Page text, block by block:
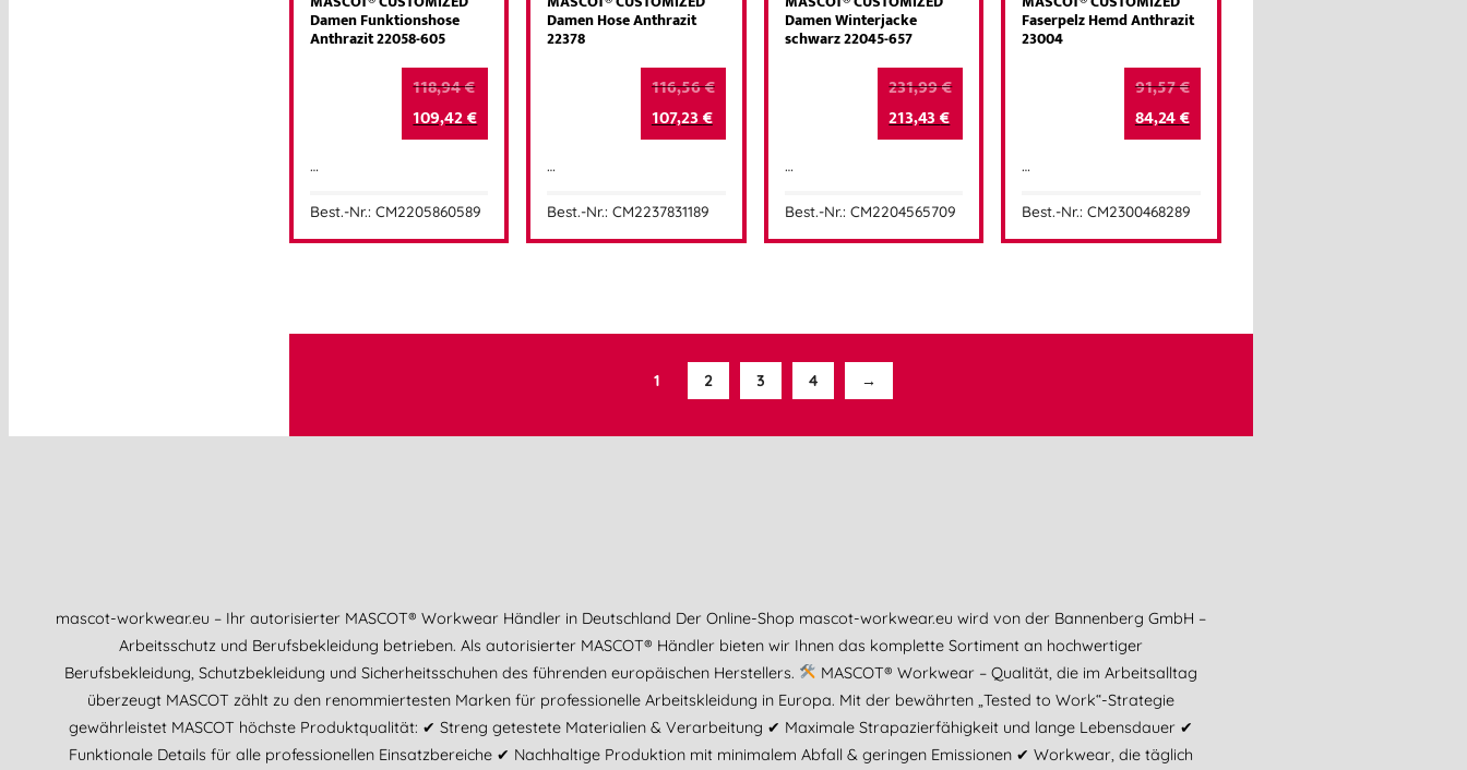
Damen Funktionshose
Anthrazit 22058-605
118,94€
109,42€
…
Best.-Nr.: CM2205860589
Damen Hose Anthrazit
22378
116,56€
107,23€
…
Best.-Nr.: CM2237831189
Damen Winterjacke
schwarz 22045-657
231,99€
213,43€
…
Best.-Nr.: CM2204565709
Faserpelz Hemd Anthrazit
23004
91,57€
84,24€
…
Best.-Nr.: CM2300468289
1 2 3 4 →
mascot-workwear.eu – Ihr autorisierter MASCOT® Workwear Händler in Deutschland Der Online-Shop mascot-workwear.eu wird von der Bannenberg GmbH –
Arbeitsschutz und Berufsbekleidung betrieben. Als autorisierter MASCOT® Händler bieten wir Ihnen das komplette Sortiment an hochwertiger
Berufsbekleidung, Schutzbekleidung und Sicherheitsschuhen des führenden europäischen Herstellers.
MASCOT® Workwear – Qualität, die im Arbeitsalltag
überzeugt MASCOT zählt zu den renommiertesten Marken für professionelle Arbeitskleidung in Europa. Mit der bewährten „Tested to Work“-Strategie
gewährleistet MASCOT höchste Produktqualität: ✔ Streng getestete Materialien & Verarbeitung ✔ Maximale Strapazierfähigkeit und lange Lebensdauer ✔
Funktionale Details für alle professionellen Einsatzbereiche ✔ Nachhaltige Produktion mit minimalem Abfall & geringen Emissionen ✔ Workwear, die täglich